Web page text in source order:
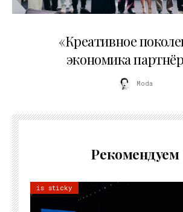
«Креативное
экономика
Moda
Рекомендуем
is sticky